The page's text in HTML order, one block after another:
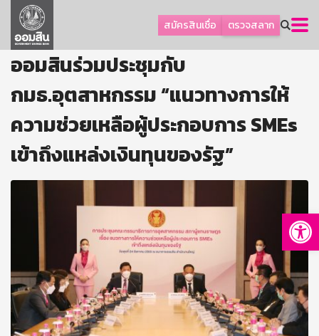
สมัครสินเชื่อ ตรวจสลาก
ลูกค้าธุรกิจ
ลูกค้าผู้ประกอบรายย่อย
โปรโมชัน
ออมเพื่อสุข
เกี่ยวกับธนาคาร
การพัฒนาที่ยั่งยืน
บริการทางการเงิน
อื่นๆ
ติดต่อเรา
บริการออนไลน์
TH
EN
GSB Society
ออมสินร่วมประชุมกับ
กมธ.อุตสาหกรรม “แนวทางการให้
ความช่วยเหลือผู้ประกอบการ SMEs
เข้าถึงแหล่งเงินทุนของรัฐ”